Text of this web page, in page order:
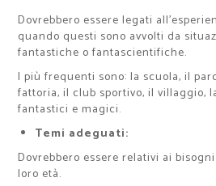
Dovrebbero essere legati
quando questi sono avvolti da
fantastiche o fantascientifiche.
I più frequenti sono: la scuola, il
fattoria, il club sportivo,il villaggio,
fantastici e magici.
Temi adeguati:
Dovrebbero essere relativi ai
loro età.